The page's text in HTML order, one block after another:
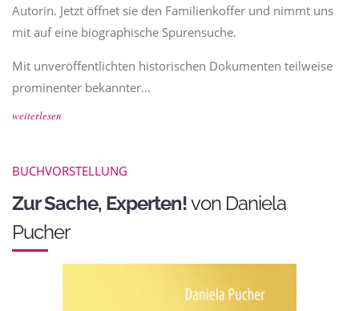
Autorin. Jetzt öffnet sie den Familienkoffer und nimmt uns
mit auf eine biographische Spurensuche.
Mit unveröffentlichten historischen Dokumenten teilweise
prominenter bekannter…
weiterlesen
BUCHVORSTELLUNG
Zur Sache, Experten!von Daniela
Pucher